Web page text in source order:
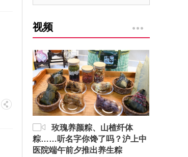
视频
玫瑰养颜粽、山楂纤体
粽……听名字你馋了吗？沪上中
医院端午前夕推出养生粽